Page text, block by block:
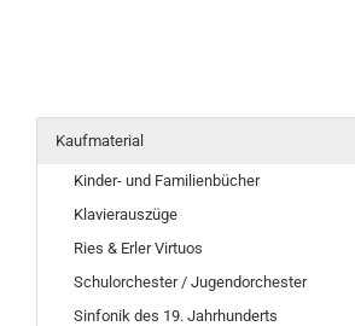
Kaufmaterial
Kinder- und Familienbücher
Klavierauszüge
Ries & Erler Virtuos
Schulorchester / Jugendorchester
Sinfonik des 19. Jahrhunderts